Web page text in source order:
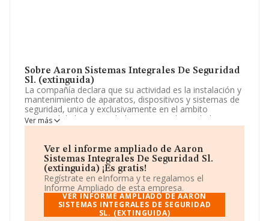
Sobre Aaron Sistemas Integrales De Seguridad
Sl. (extinguida)
La compañía declara que su actividad es la instalación y
mantenimiento de aparatos, dispositivos y sistemas de
seguridad, unica y exclusivamente en el ambito
territorial de la comunidad autonoma de madrid. La
empresa está registrada como Sociedad Limitada. La
'Instalaciones eléctricas', cuyo Código es 4321. No
realiza actividad de importación y/o exportación.
Atendiendo a los datos disponibles en INFORMA, el
número de empleados de la compañía ha estado por
debajo de la media de sector.
Para llamar las oficinas se puede hacer a través del
Ver más
Ver el informe ampliado de Aaron
Sistemas Integrales De Seguridad Sl.
(extinguida) ¡Es gratis!
Regístrate en eInforma y te regalamos el
Informe Ampliado de esta empresa.
VER INFORME AMPLIADO DE AARON
SISTEMAS INTEGRALES DE SEGURIDAD
SL. (EXTINGUIDA)